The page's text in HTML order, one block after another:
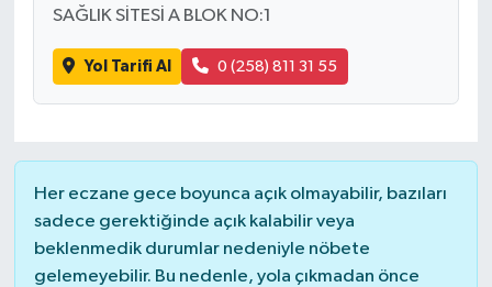
SAĞLIK SİTESİ A BLOK NO:1
Yol Tarifi Al 0 (258) 811 31 55
Her eczane gece boyunca açık olmayabilir, bazıları
sadece gerektiğinde açık kalabilir veya
beklenmedik durumlar nedeniyle nöbete
gelemeyebilir. Bu nedenle, yola çıkmadan önce